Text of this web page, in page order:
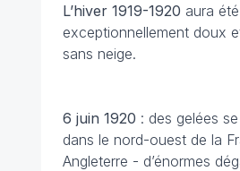
L’hiver 1919-1920 aura été
exceptionnellement doux
sans neige.
6 juin 1920 : des gelées
dans le nord-ouest de la
Angleterre - d’énormes